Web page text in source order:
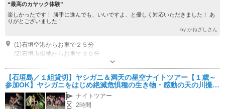
“最高のカヤック体験”
楽しかったです！ 勝手に進んでも、いいですよ、と優しく対応いただきました！ あ
りがとございました！
by かねざしさん
(1)石垣空港からお車で２５分
(2)石垣市街地からお車で３０分
営業時間：通年、ツアー開始時間6:30,8:30,10:30,13:00,15:00,17:00
【石垣島／１組貸切】ヤシガニ＆満天の星空ナイトツアー【１歳～
参加OK】ヤシガニをはじめ絶滅危惧種の生き物・感動の天の川撮影
などを一度に体験できる他にはないナイトツアー！ヤシガニ遭遇率1
00％継続中！
ナイトツアー
2時間